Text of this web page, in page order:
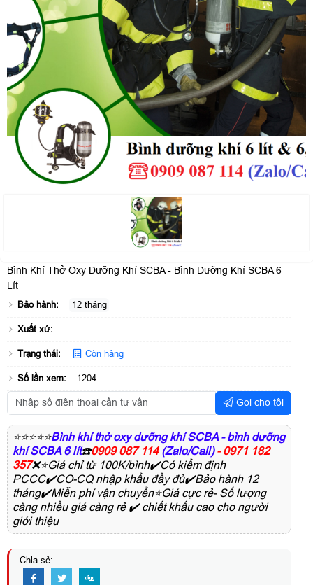
Bình Khí Thở Oxy Dưỡng Khí SCBA - Bình Dưỡng Khí SCBA 6
Lít
Bảo hành: 12 tháng
Xuất xứ:
Trạng thái: Còn hàng
Số lần xem: 1204
Gọi cho tôi
⭐⭐⭐⭐⭐Bình khí thở oxy dưỡng khí SCBA - bình dưỡng
khí SCBA 6 lít☎️0909 087 114 (Zalo/Call) - 0971 182
357❌⭐Giá chỉ từ 100K/bình✔️Có kiểm định
PCCC✔️CO-CQ nhập khẩu đầy đủ✔️Bảo hành 12
tháng✔️Miễn phí vận chuyển⭐Giá cực rẻ- Số lượng
càng nhiều giá càng rẻ ✔️ chiết khấu cao cho người
giới thiệu
Chia sẻ: